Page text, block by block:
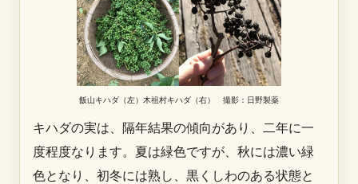
飯山キハダ（左）木祖村キハダ（右） 撮影：日野製薬
キハダの実は、隔年結果の傾向があり、二年に一
度程度なります。夏は緑色ですが、秋には濃い緑
色となり、初冬には熟し、黒くしわのある状態と